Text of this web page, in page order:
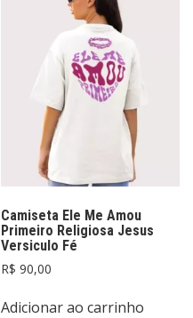
Camiseta Ele Me Amou
Primeiro Religiosa Jesus
Versiculo Fé
R$ 90,00
Adicionar ao carrinho